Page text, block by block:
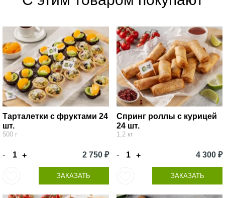
Тарталетки с фруктами 24
шт.
500 г
- + 2 750 ₽
ЗАКАЗАТЬ
Спринг роллы с курицей
24 шт.
1,2 кг
- + 4 300 ₽
ЗАКАЗАТЬ